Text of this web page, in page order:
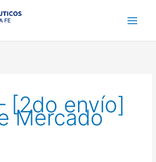
[2do envío]
Mercado